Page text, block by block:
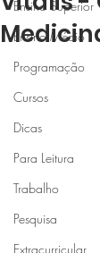
Ensino Superior
Ensino Médio
Programação
Cursos
Dicas
Para Leitura
Trabalho
Pesquisa
Extracurricular